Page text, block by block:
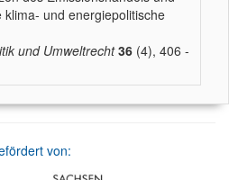
und energiepolitische
und Umweltrecht 36 (4), 406 -
von: